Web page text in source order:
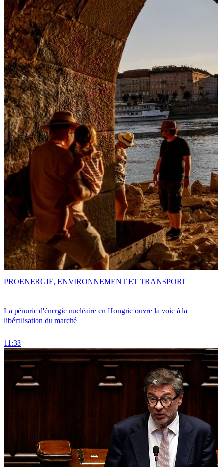
La pénurie d'énergie nucléaire en Hongrie ouvre la voie à la
libéralisation du marché
11:38
PROENERGIE, ENVIRONNEMENT ET TRANSPORT